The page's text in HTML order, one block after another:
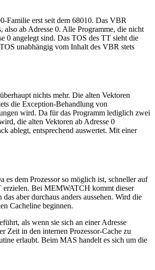
Familie erst seit dem 68010. Das VBR
also ab Adresse 0. Alle Programme, die nicht
0 angelegt sind. Das TOS des TT sieht die
unabhängig vom Inhalt des VBR stets
nichts mehr. Die alten Vektoren
die Exception-Behandlung von
wird. Da für das Programm lediglich zwei
die alten Vektoren ab Adresse 0
ablegt, entsprechend auswertet. Mit einer
dem Prozessor so möglich ist, schneller auf
erzielen. Bei MEMWATCH kommt dieser
aber durchaus anders aussehen. Wird die
Cacheline beginnen.
als wenn sie sich an einer Adresse
Zeit in den internen Prozessor-Cache zu
erlaubt. Beim MAS handelt es sich um die